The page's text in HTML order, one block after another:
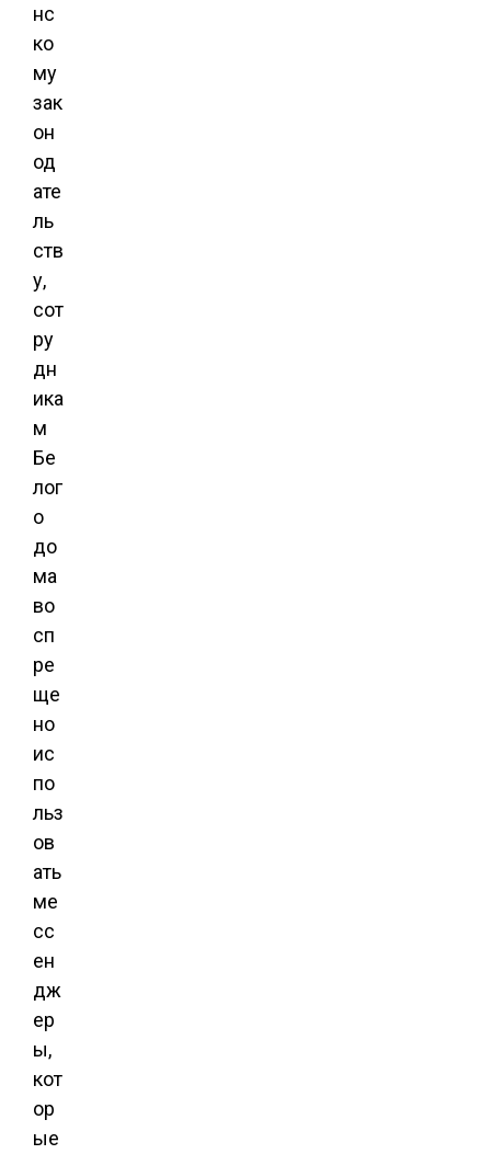
нс
ко
му
зак
он
од
ате
ль
ств
у,
сот
ру
дн
ика
м
Бе
лог
о
до
ма
во
сп
ре
ще
но
ис
по
льз
ов
ать
ме
сс
ен
дж
ер
ы,
кот
ор
ые